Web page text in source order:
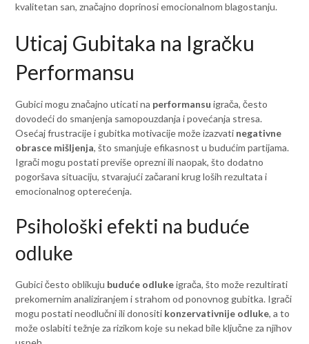
kvalitetan san, značajno doprinosi emocionalnom blagostanju.
Uticaj Gubitaka na Igračku
Performansu
Gubici mogu značajno uticati na performansu igrača, često
dovodeći do smanjenja samopouzdanja i povećanja stresa.
Osećaj frustracije i gubitka motivacije može izazvati negativne
obrasce mišljenja, što smanjuje efikasnost u budućim partijama.
Igrači mogu postati previše oprezni ili naopak, što dodatno
pogoršava situaciju, stvarajući začarani krug loših rezultata i
emocionalnog opterećenja.
Psihološki efekti na buduće
odluke
Gubici često oblikuju buduće odlukeigrača, što može rezultirati
prekomernim analiziranjem i strahom od ponovnog gubitka. Igrači
mogu postati neodlučni ili donositi konzervativnije odluke, a to
može oslabiti težnje za rizikom koje su nekad bile ključne za njihov